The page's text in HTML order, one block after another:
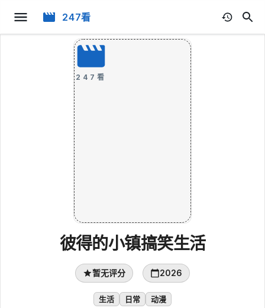
247看
247看
彼得的小镇搞笑生活
暂无评分 2026
生活 日常 动漫